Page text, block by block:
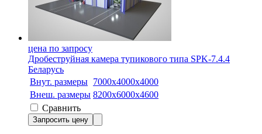
цена по запросу
Дробеструйная камера тупикового типа SPK-7.4.4
Беларусь
Внут. размеры 7000x4000x4000
Внеш. размеры 8200x6000x4600
Сравнить
Запросить цену